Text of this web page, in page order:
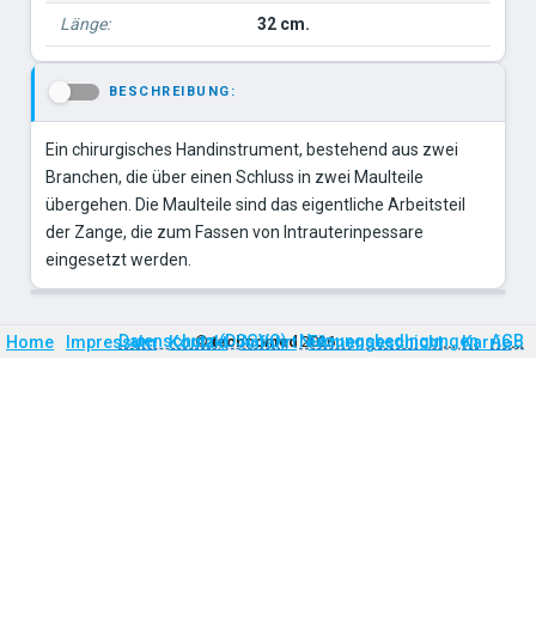
Länge: 32 cm.
BESCHREIBUNG:
Ein chirurgisches Handinstrument, bestehend aus zwei
Branchen, die über einen Schluss in zwei Maulteile
übergehen. Die Maulteile sind das eigentliche Arbeitsteil
der Zange, die zum Fassen von Intrauterinpessare
eingesetzt werden.
Home Impressum Kontakt Anfahrt Firmengeschichte Karriere
©technomed 2026
Datenschutz (DSGVO) Nutzungsbedingungen AGB